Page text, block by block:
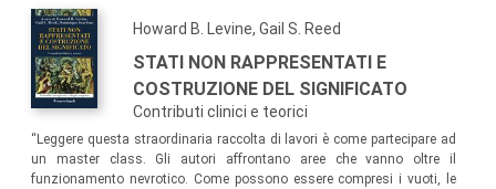
Howard B. Levine, Gail S. Reed
STATI NON RAPPRESENTATI E
COSTRUZIONE DEL SIGNIFICATO
Contributi clinici e teorici
“Leggere questa straordinaria raccolta di lavori è come partecipare ad
un master class. Gli autori affrontano aree che vanno oltre il
funzionamento nevrotico. Come possono essere compresi i vuoti, le